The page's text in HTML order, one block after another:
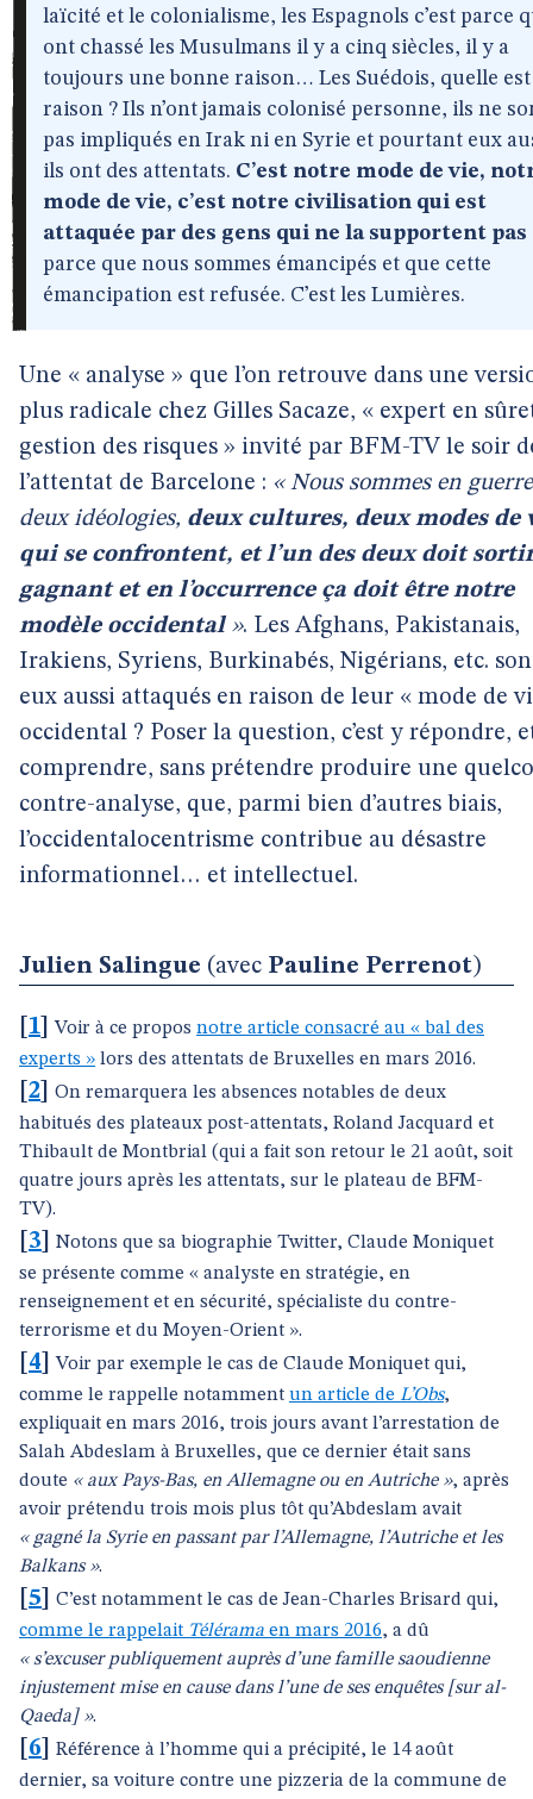
laïcité et le colonialisme, les Espagnols c’est parce
ont chassé les Musulmans il y a cinq siècles, il y a
toujours une bonne raison… Les Suédois, quelle
raison ? Ils n’ont jamais colonisé personne, ils ne
pas impliqués en Irak ni en Syrie et pourtant eux
ils ont des attentats. C’est notre mode de vie,
mode de vie, c’est notre civilisation qui est
attaquée par des gens qui ne la supportent pas
parce que nous sommes émancipés et que cette
émancipation est refusée. C’est les Lumières.
Une « analyse » que l’on retrouve dans une
plus radicale chez Gilles Sacaze, « expert en
gestion des risques » invité par BFM-TV le soir
l’attentat de Barcelone : « Nous sommes en
deux idéologies, deux cultures, deux modes de
qui se confrontent, et l’un des deux doit
gagnant et en l’occurrence ça doit être notre
modèle occidental». Les Afghans, Pakistanais,
Irakiens, Syriens, Burkinabés, Nigérians, etc.
eux aussi attaqués en raison de leur « mode de
occidental ? Poser la question, c’est y répondre, et
comprendre, sans prétendre produire une
contre-analyse, que, parmi bien d’autres biais,
l’occidentalocentrisme contribue au désastre
informationnel… et intellectuel.
Julien Salingue (avec Pauline Perrenot)
1 ]Voir à ce propos notre article consacré au « bal des
experts » lors des attentats de Bruxelles en mars 2016.
2
On remarquera les absences notables de deux
habitués des plateaux post-attentats, Roland Jacquard et
Thibault de Montbrial (qui a fait son retour le 21 août, soit
quatre jours après les attentats, sur le plateau de BFM-
TV).
3
Notons que sa biographie Twitter, Claude Moniquet
se présente comme « analyste en stratégie, en
renseignement et en sécurité, spécialiste du contre-
terrorisme et du Moyen-Orient ».
4 ]Voir par exemple le cas de Claude Moniquet qui,
comme le rappelle notamment un article de L’Obs,
expliquait en mars 2016, trois jours avant l’arrestation de
Salah Abdeslam à Bruxelles, que ce dernier était sans
doute « aux Pays-Bas, en Allemagne ou en Autriche », après
avoir prétendu trois mois plus tôt qu’Abdeslam avait
« gagné la Syrie en passant par l’Allemagne, l’Autriche et les
Balkans ».
5
C’est notamment le cas de Jean-Charles Brisard qui,
comme le rappelait Télérama en mars 2016, a dû
« s’excuser publiquement auprès d’une famille saoudienne
injustement mise en cause dans l’une de ses enquêtes [sur al-
Qaeda] ».
6
Référence à l’homme qui a précipité, le 14 août
dernier, sa voiture contre une pizzeria de la commune de